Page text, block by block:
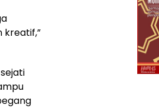
kreatif,”